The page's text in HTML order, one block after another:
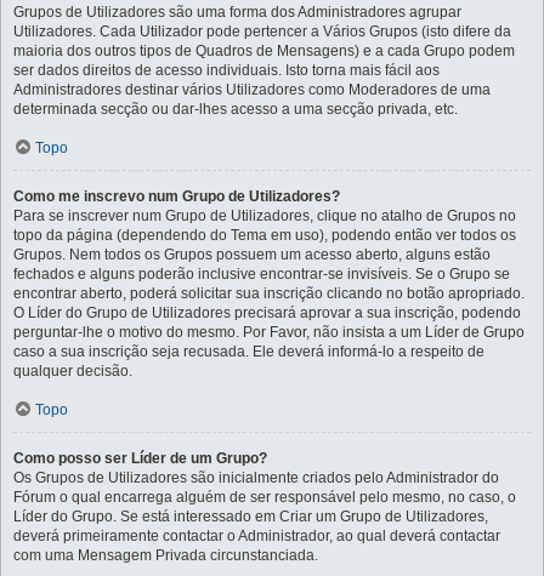
Grupos de Utilizadores são uma forma dos Administradores agrupar
Utilizadores. Cada Utilizador pode pertencer a Vários Grupos (isto difere da
maioria dos outros tipos de Quadros de Mensagens) e a cada Grupo podem
ser dados direitos de acesso individuais. Isto torna mais fácil aos
Administradores destinar vários Utilizadores como Moderadores de uma
determinada secção ou dar-lhes acesso a uma secção privada, etc.
Topo
Como me inscrevo num Grupo de Utilizadores?
Para se inscrever num Grupo de Utilizadores, clique no atalho de Grupos no
topo da página (dependendo do Tema em uso), podendo então ver todos os
Grupos. Nem todos os Grupos possuem um acesso aberto, alguns estão
fechados e alguns poderão inclusive encontrar-se invisíveis. Se o Grupo se
encontrar aberto, poderá solicitar sua inscrição clicando no botão apropriado.
O Líder do Grupo de Utilizadores precisará aprovar a sua inscrição, podendo
perguntar-lhe o motivo do mesmo. Por Favor, não insista a um Líder de Grupo
caso a sua inscrição seja recusada. Ele deverá informá-lo a respeito de
qualquer decisão.
Topo
Como posso ser Líder de um Grupo?
Os Grupos de Utilizadores são inicialmente criados pelo Administrador do
Fórum o qual encarrega alguém de ser responsável pelo mesmo, no caso, o
Líder do Grupo. Se está interessado em Criar um Grupo de Utilizadores,
deverá primeiramente contactar o Administrador, ao qual deverá contactar
com uma Mensagem Privada circunstanciada.